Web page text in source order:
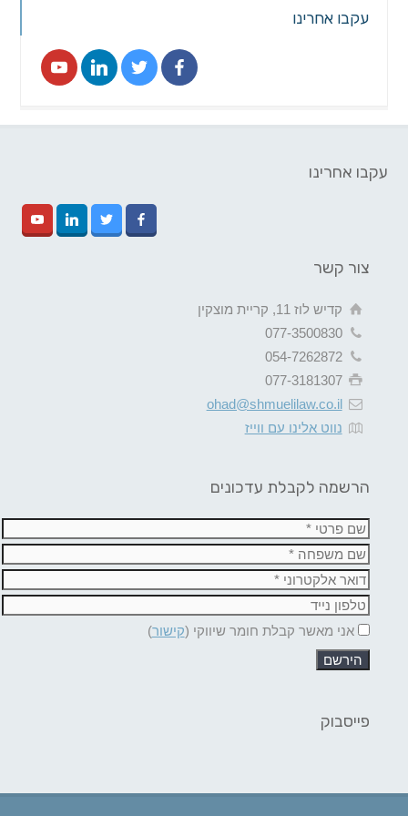
עקבו אחרינו
עקבו אחרינו
צור קשר
קדיש לוז 11, קריית מוצקין
077-3500830
054-7262872
077-3181307
ohad@shmuelilaw.co.il
נווט אלינו עם ווייז
הרשמה לקבלת עדכונים
אני מאשר קבלת חומר שיווקי (קישור)
פייסבוק